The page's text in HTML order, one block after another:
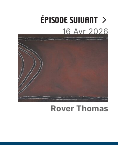
ÉPISODE SUIVANT
16 Avr 2026
Rover Thomas